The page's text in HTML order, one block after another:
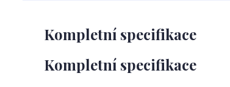
Kompletní specifikace
Kompletní specifikace